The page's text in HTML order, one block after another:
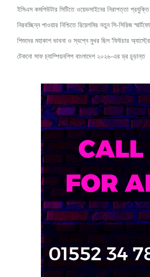
ইসিএস কমপিউটার সিটিতে ওয়েভসাইনের নিরাপত্তা প্রযুক্তি
নিরবচ্ছিন্ন পাওয়ার নিশ্চিতে রিয়েলমির নতুন সি-সিরিজ
শিশুদের মহাকাশ ভাবনা ও স্বপ্নে মুখর ছিল ‘ফিউচার
টেকনো সাফ চ্যাম্পিয়নশিপ বাংলাদেশ ২০২৬-এর ড্র চূড়ান্ত